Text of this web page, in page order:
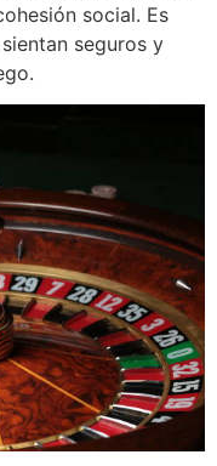
social. Es
seguros y